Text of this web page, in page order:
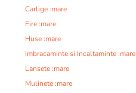
Carlige :mare
Fire :mare
Huse :mare
Imbracaminte si Incaltaminte :mare
Lansete :mare
Mulinete :mare